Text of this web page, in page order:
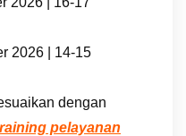
2026 | 14-15
dengan
pelayanan